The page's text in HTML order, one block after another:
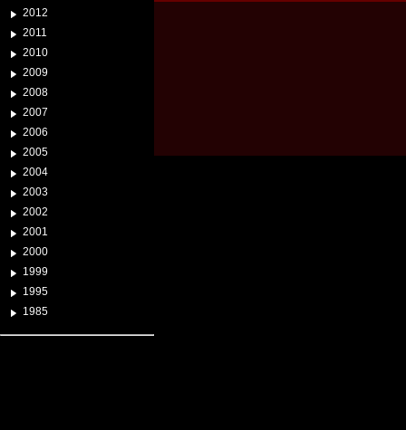
2012
2011
2010
2009
2008
2007
2006
2005
2004
2003
2002
2001
2000
1999
1995
1985